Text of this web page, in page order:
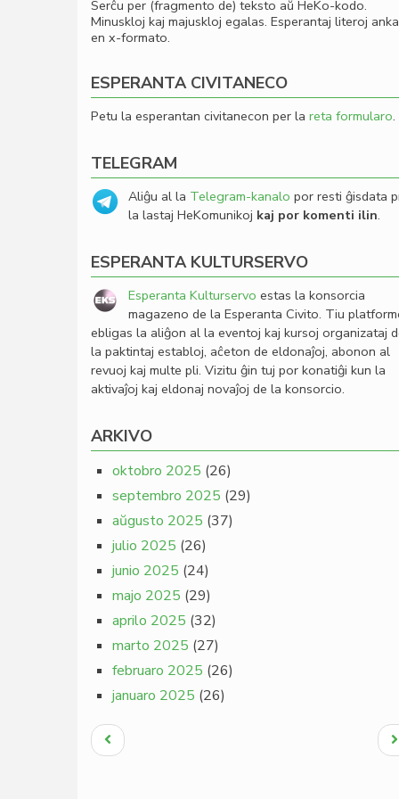
Serĉu per (fragmento de) teksto aŭ HeKo-kodo.
Minuskloj kaj majuskloj egalas. Esperantaj literoj
en x-formato.
ESPERANTA CIVITANECO
Petu la esperantan civitanecon per la reta formularo.
TELEGRAM
Aliĝu al la Telegram-kanalo por resti ĝisdata
la lastaj HeKomunikoj kaj por komenti ilin.
ESPERANTA KULTURSERVO
Esperanta Kulturservo estas la konsorcia
magazeno de la Esperanta Civito. Tiu
ebligas la aliĝon al la eventoj kaj kursoj organizataj
la paktintaj establoj, aĉeton de eldonaĵoj, abonon al
revuoj kaj multe pli. Vizitu ĝin tuj por konatiĝi kun la
aktivaĵoj kaj eldonaj novaĵoj de la konsorcio.
ARKIVO
oktobro 2025 (26)
septembro 2025 (29)
aŭgusto 2025 (37)
julio 2025 (26)
junio 2025 (24)
majo 2025 (29)
aprilo 2025 (32)
marto 2025 (27)
februaro 2025 (26)
januaro 2025 (26)
Pagination
Antaŭa
paĝo